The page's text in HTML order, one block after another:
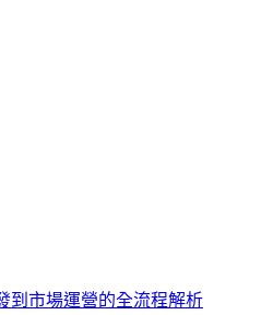
到市場運營的全流程解析